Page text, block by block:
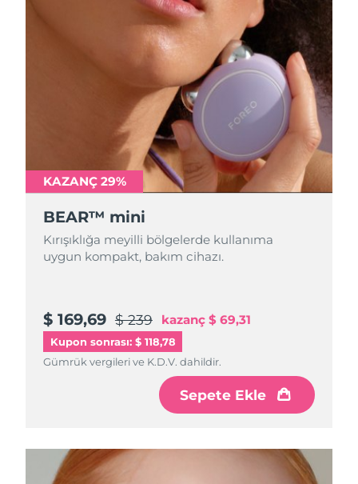
KAZANÇ 29%
BEAR™ mini
Kırışıklığa meyilli bölgelerde kullanıma
uygun kompakt, bakım cihazı.
$ 169,69 $ 239 kazanç $ 69,31
Kupon sonrası: $ 118,78
Gümrük vergileri ve K.D.V. dahildir.
Sepete Ekle
Tahmini teslim tarihi
Tahmini teslim tarihi8/14/26
Tahmini teslim tarihi8/13/26
Tahmini teslim tarihi 8/10/26
Birleşik Arap
Emirlikleri
Tahmini teslim tarihi8/10/26
Birleşik Krallık
Amerika Birleşik
Özbekistan Tahmini teslim tarihi
Vietnam Tahmini teslim tarihi